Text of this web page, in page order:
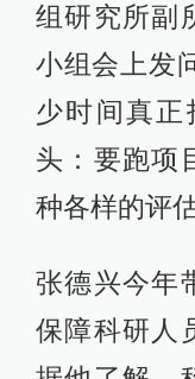
组研究所副
小组会上发
少时间真正
头：要跑项
种各样的评
张德兴今年
保障科研人